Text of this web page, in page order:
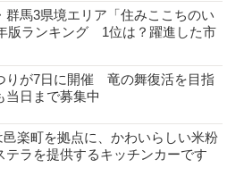
群馬3県境エリア「住みここちのい
版ランキング 1位は？躍進した市
りが7日に開催 竜の舞復活を目指
当日まで募集中
邑楽町を拠点に、かわいらしい米粉
テラを提供するキッチンカーです